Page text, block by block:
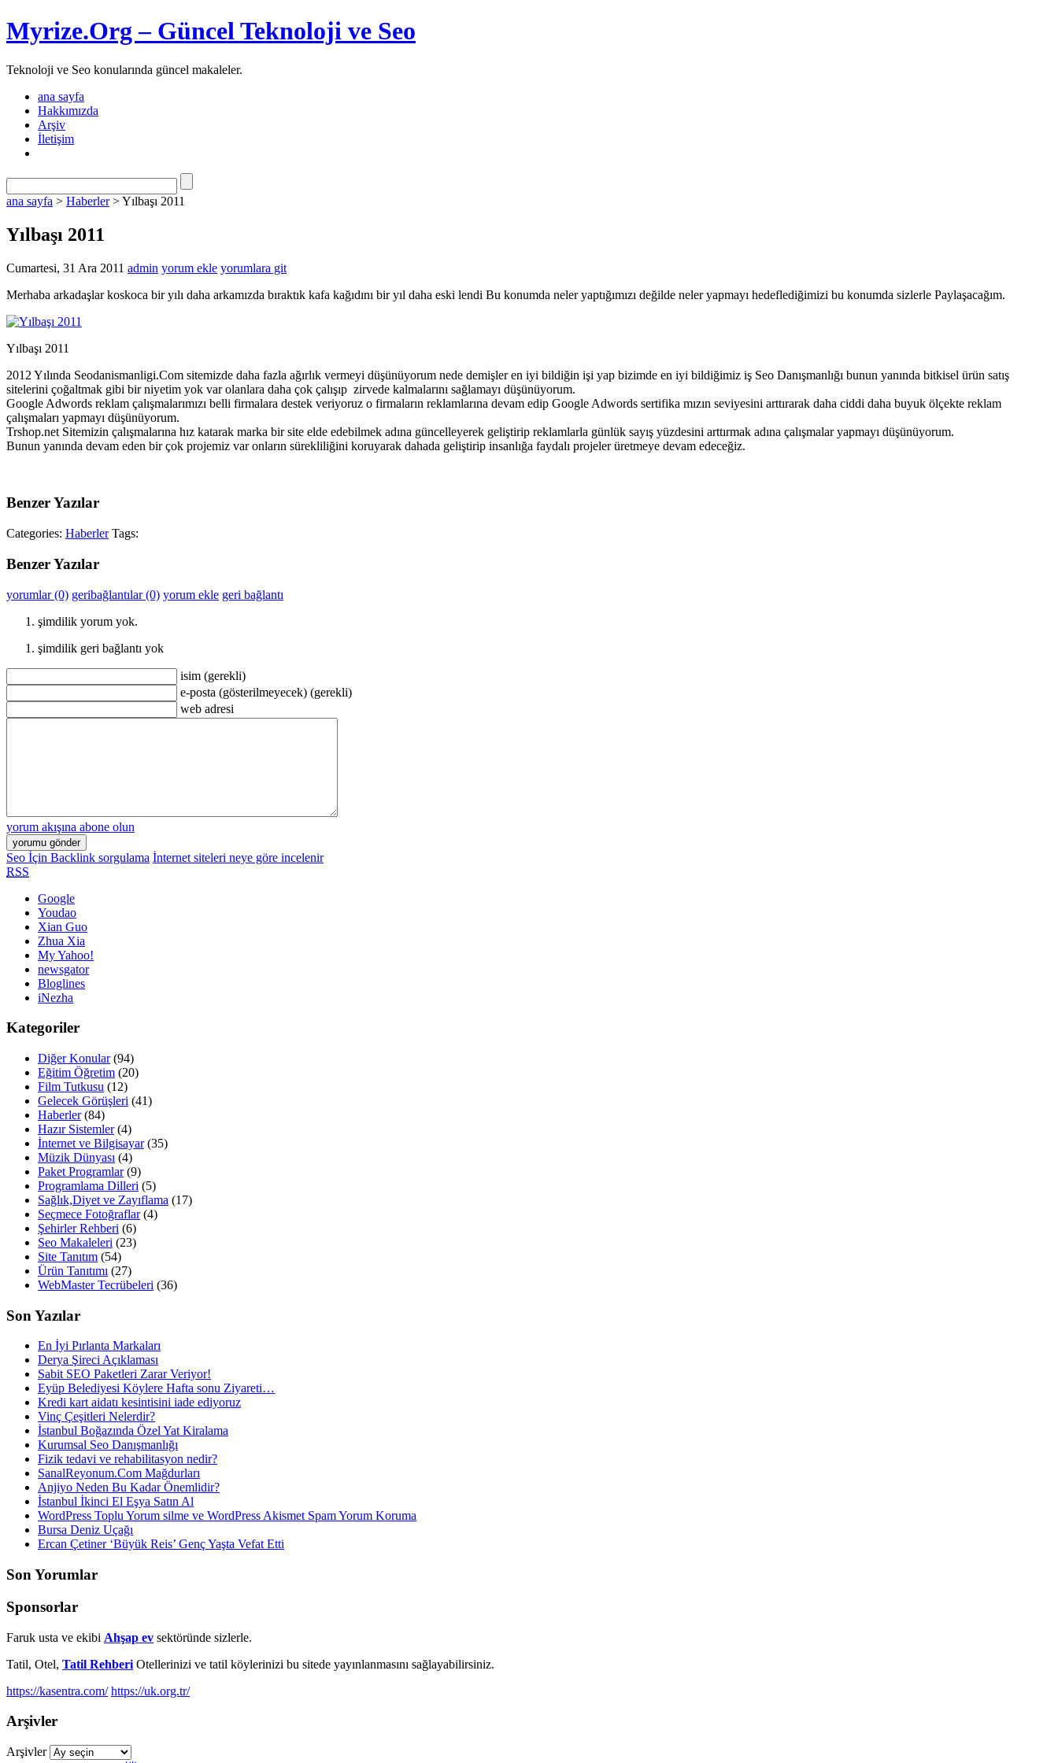
Myrize.Org – Güncel Teknoloji ve Seo
Teknoloji ve Seo konularında güncel makaleler.
ana sayfa
Hakkımızda
Arşiv
İletişim
ana sayfa > Haberler> Yılbaşı 2011
Yılbaşı 2011
Cumartesi, 31 Ara 2011 admin yorum ekle yorumlara git
Merhaba arkadaşlar koskoca bir yılı daha arkamızda bıraktık kafa kağıdını bir yıl daha eski lendi Bu konumda neler yaptığımızı değilde neler yapmayı hedeflediğimizi bu konumda sizlerle Paylaşacağım.
Yılbaşı 2011
2012 Yılında Seodanismanligi.Com sitemizde daha fazla ağırlık vermeyi düşünüyorum nede demişler en iyi bildiğin işi yap bizimde en iyi bildiğimiz iş Seo Danışmanlığı bunun yanında bitkisel ürün satış
sitelerini çoğaltmak gibi bir niyetim yok var olanlara daha çok çalışıp zirvede kalmalarını sağlamayı düşünüyorum.
Google Adwords reklam çalışmalarımızı belli firmalara destek veriyoruz o firmaların reklamlarına devam edip Google Adwords sertifika mızın seviyesini arttırarak daha ciddi daha buyuk ölçekte reklam
çalışmaları yapmayı düşünüyorum.
Trshop.net Sitemizin çalışmalarına hız katarak marka bir site elde edebilmek adına güncelleyerek geliştirip reklamlarla günlük sayış yüzdesini arttırmak adına çalışmalar yapmayı düşünüyorum.
Bunun yanında devam eden bir çok projemiz var onların sürekliliğini koruyarak dahada geliştirip insanlığa faydalı projeler üretmeye devam edeceğiz.
Benzer Yazılar
Categories: Haberler Tags:
Benzer Yazılar
yorumlar (0) geribağlantılar (0) yorum ekle geri bağlantı
şimdilik yorum yok.
şimdilik geri bağlantı yok
isim (gerekli)
e-posta (gösterilmeyecek) (gerekli)
web adresi
yorum akışına abone olun
Seo İçin Backlink sorgulama İnternet siteleri neye göre incelenir
RSS
Google
Youdao
Xian Guo
Zhua Xia
My Yahoo!
newsgator
Bloglines
iNezha
Kategoriler
Diğer Konular(94)
Eğitim Öğretim (20)
Film Tutkusu (12)
Gelecek Görüşleri (41)
Haberler(84)
Hazır Sistemler(4)
İnternet ve Bilgisayar(35)
Müzik Dünyası (4)
Paket Programlar(9)
Programlama Dilleri (5)
Sağlık,Diyet ve Zayıflama (17)
Seçmece Fotoğraflar(4)
Şehirler Rehberi (6)
Seo Makaleleri (23)
Site Tanıtım (54)
Ürün Tanıtımı (27)
WebMaster Tecrübeleri (36)
Son Yazılar
En İyi Pırlanta Markaları
Derya Şireci Açıklaması
Sabit SEO Paketleri Zarar Veriyor!
Eyüp Belediyesi Köylere Hafta sonu Ziyareti…
Kredi kart aidatı kesintisini iade ediyoruz
Vinç Çeşitleri Nelerdir?
İstanbul Boğazında Özel Yat Kiralama
Kurumsal Seo Danışmanlığı
Fizik tedavi ve rehabilitasyon nedir?
SanalReyonum.Com Mağdurları
Anjiyo Neden Bu Kadar Önemlidir?
İstanbul İkinci El Eşya Satın Al
WordPress Toplu Yorum silme ve WordPress Akismet Spam Yorum Koruma
Bursa Deniz Uçağı
Ercan Çetiner ‘Büyük Reis’ Genç Yaşta Vefat Etti
Son Yorumlar
Sponsorlar
Faruk usta ve ekibi Ahşap ev sektöründe sizlerle.
Tatil, Otel, Tatil Rehberi Otellerinizi ve tatil köylerinizi bu sitede yayınlanmasını sağlayabilirsiniz.
https://kasentra.com/ https://uk.org.tr/
Arşivler
Arşivler